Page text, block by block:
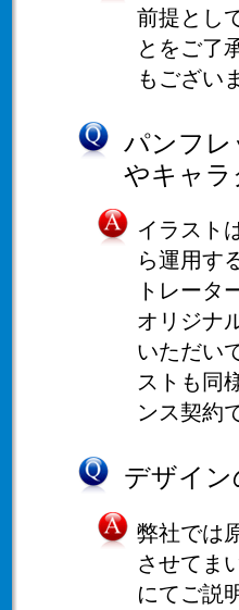
前提とし
とをご了
もござい
パンフレ
やキャラ
イラスト
ら運用す
トレータ
オリジナ
いただい
ストも同
ンス契約
デザイ
弊社では
させてま
にてご説